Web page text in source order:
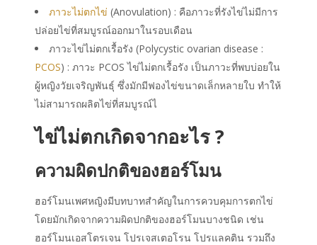
ภาวะไม่ตกไข่ (Anovulation) : คือภาวะที่รังไข่ไม่มีการ
ปล่อยไข่ที่สมบูรณ์ออกมาในรอบเดือน
ภาวะไข่ไม่ตกเรื้อรัง (Polycystic ovarian disease :
PCOS) : ภาวะ PCOS ไข่ไม่ตกเรื้อรัง เป็นภาวะที่พบบ่อยใน
ผู้หญิงวัยเจริญพันธุ์ ซึ่งมักมีฟองไข่ขนาดเล็กหลายใบ ทำให้
ไม่สามารถผลิตไข่ที่สมบูรณ์ไ
ไข่ไม่ตกเกิดจากอะไร ?
ความผิดปกติของฮอร์โมน
ฮอร์โมนเพศหญิงมีบทบาทสำคัญในการควบคุมการตกไข่
โดยมักเกิดจากความผิดปกติของฮอร์โมนบางชนิด เช่น
ฮอร์โมนเอสโตรเจน โปรเจสเตอโรน โปรแลคติน รวมถึง